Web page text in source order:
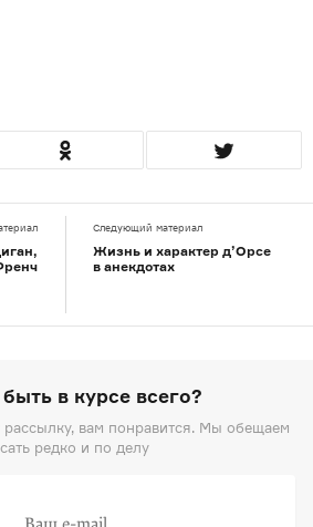
Следующий материал
Жизнь и характер д’Орсе
в анекдотах
в курсе всего?
вам понравится. Мы обещаем
редко и по делу